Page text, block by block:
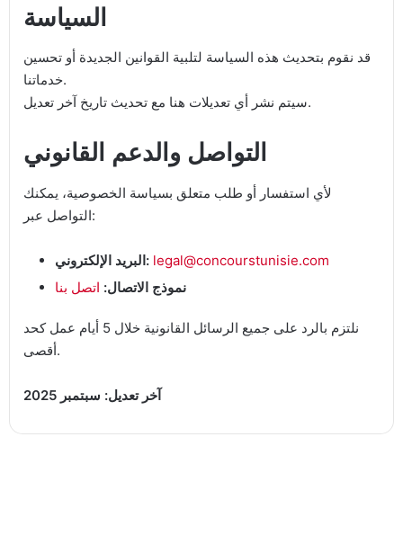
السياسة
قد نقوم بتحديث هذه السياسة لتلبية القوانين الجديدة أو تحسين
خدماتنا.
سيتم نشر أي تعديلات هنا مع تحديث تاريخ آخر تعديل.
التواصل والدعم القانوني
لأي استفسار أو طلب متعلق بسياسة الخصوصية، يمكنك
التواصل عبر:
البريد الإلكتروني: legal@concourstunisie.com
نموذج الاتصال: اتصل بنا
نلتزم بالرد على جميع الرسائل القانونية خلال 5 أيام عمل كحد
أقصى.
آخر تعديل: سبتمبر 2025